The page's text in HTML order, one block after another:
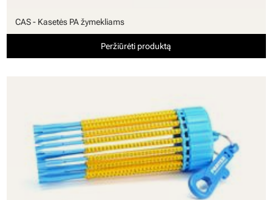
CAS - Kasetės PA žymekliams
Peržiūrėti produktą